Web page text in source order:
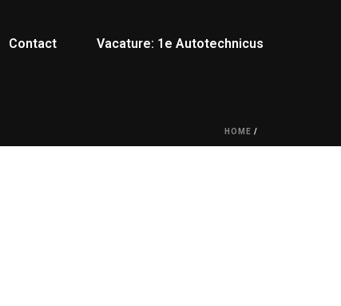
Contact Vacature: 1e Autotechnicus
HOME /